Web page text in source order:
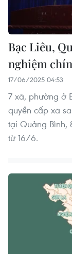
Bạc Liêu,
nghiệm
17/06/2025 04:53
7 xã, phường ở
quyền cấp xã
tại Quảng Bình,
từ 16/6.